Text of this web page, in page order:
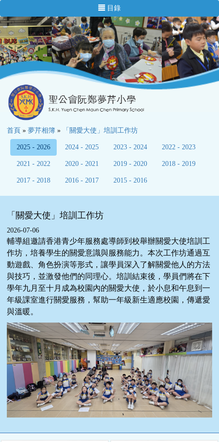
目錄
首頁 » 夢芹相簿 » 「關愛大使」培訓工作坊
2025 - 2026 2024 - 2025 2023 - 2024 2022 - 2023
2021 - 2022 2020 - 2021 2019 - 2020 2018 - 2019
2017 - 2018 2016 - 2017 2015 - 2016
「關愛大使」培訓工作坊
2026-07-06
輔導組邀請香港青少年服務處導師到校舉辦關愛大使培訓工
作坊，培養學生的關愛意識與服務能力。本次工作坊通過互
動遊戲、角色扮演等形式，讓學員深入了解關愛他人的方法
與技巧，並激發他們的同理心。培訓結束後，學員們將在下
學年九月至十月成為校園內的關愛大使，於小息和午息到一
年級課室進行關愛服務，幫助一年級新生適應校園，傳遞愛
與溫暖。